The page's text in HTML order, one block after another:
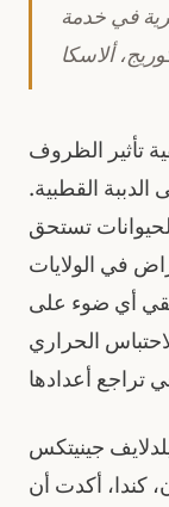
في خدمة
تأثير الظروف
القطبية.
تستحق
في الولايات
أي ضوء على
الحراري
جينيتكس
كندا، أكدت أن